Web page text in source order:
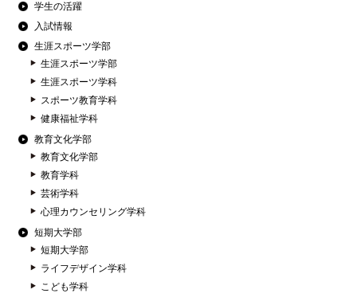
学生の活躍
入試情報
生涯スポーツ学部
生涯スポーツ学部
生涯スポーツ学科
スポーツ教育学科
健康福祉学科
教育文化学部
教育文化学部
教育学科
芸術学科
心理カウンセリング学科
短期大学部
短期大学部
ライフデザイン学科
こども学科